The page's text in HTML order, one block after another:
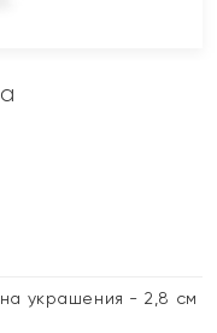
украшения - 2,8 см